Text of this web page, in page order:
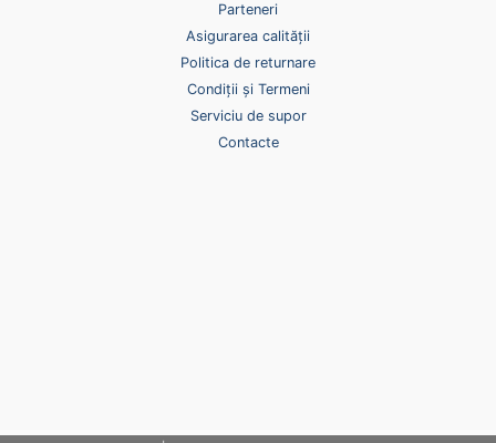
Parteneri
Asigurarea calității
Politica de returnare
Condiții și Termeni
Serviciu de supor
Contacte